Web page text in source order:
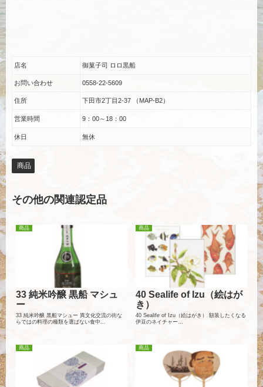
店名 御菓子司 ロロ黒船
お問い合わせ 0558-22-5609
住所 下田市2丁目2-37 （MAP-B2）
営業時間 9：00～18：00
休日 無休
商品
その他の関連認定品
商品
33 純米吟醸 黒船 マシュ
ー
33 純米吟醸 黒船マシュー 異文化交流の街な
らではの料理の種類を選ばない食中...
商品
40 Sealife of Izu（絵はが
き）
40 Sealife of Izu（絵はがき） 額装したくなる
伊豆のネイチャー...
商品 商品